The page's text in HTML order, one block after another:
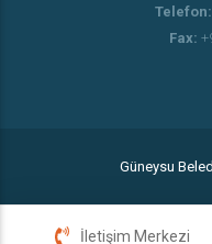
Telefon:
Fax:
Güneysu
İletişim Merkezi